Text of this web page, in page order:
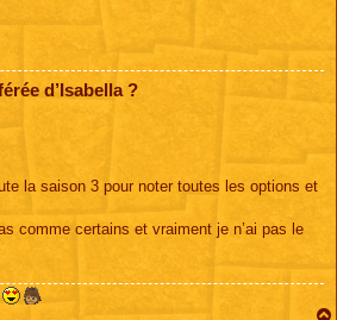
d’Isabella ?
la saison 3 pour noter toutes les options et
comme certains et vraiment je n’ai pas le